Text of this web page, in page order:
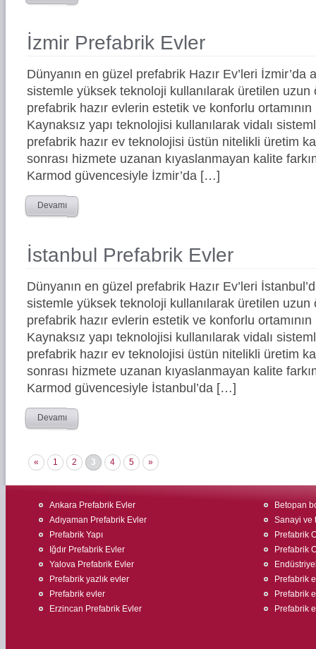
İzmir Prefabrik Evler
Dünyanın en güzel prefabrik Hazır Ev’leri
sistemle yüksek teknoloji kullanılarak üretilen
prefabrik hazır evlerin estetik ve konforlu ortamının
Kaynaksız yapı teknolojisi kullanılarak vidalı
prefabrik hazır ev teknolojisi üstün nitelikli üretim
sonrası hizmete uzanan kıyaslanmayan kalite
Karmod güvencesiyle İzmir’da […]
Devamı
İstanbul Prefabrik Evler
Dünyanın en güzel prefabrik Hazır Ev’leri
sistemle yüksek teknoloji kullanılarak üretilen
prefabrik hazır evlerin estetik ve konforlu ortamının
Kaynaksız yapı teknolojisi kullanılarak vidalı
prefabrik hazır ev teknolojisi üstün nitelikli üretim
sonrası hizmete uzanan kıyaslanmayan kalite
Karmod güvencesiyle İstanbul’da […]
Devamı
« 1 2 3 4 5 »
Ankara Prefabrik Evler
Adıyaman Prefabrik Evler
Prefabrik Yapı
Iğdır Prefabrik Evler
Yalova Prefabrik Evler
Prefabrik yazlık evler
Prefabrik evler
Erzincan Prefabrik Evler
Betopan
Sanayi ve
Prefabrik
Prefabrik
Prefabrik
Prefabrik
Prefabrik